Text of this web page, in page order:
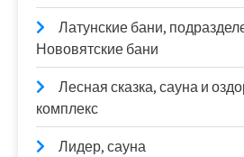
Латунские бани,
Нововятские бани
Лесная сказка, сауна и
комплекс
Лидер, сауна